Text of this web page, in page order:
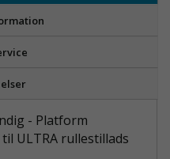
- Platform
ULTRA rullestillads